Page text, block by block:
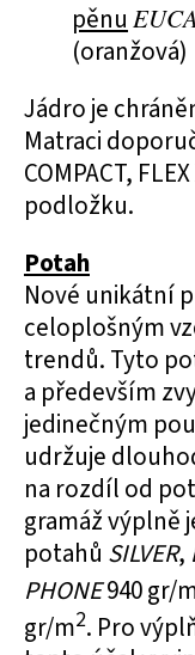
pěnu
(oranžová)
Jádro je
Matraci
COMPACT,
podložku.
Potah
Nové unikátní
celoplošným
trendů. Tyto
a především
jedinečným
udržuje
na rozdíl od
gramáž výplně
potahů SILVER,
PHONE940 gr/
gr/m2. Pro